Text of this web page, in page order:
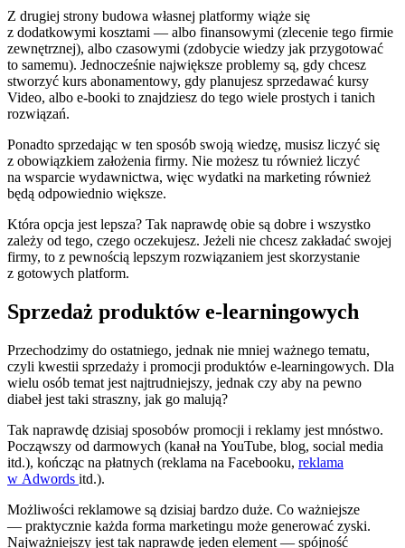
Z drugiej strony budowa własnej platformy wiąże się
z dodatkowymi kosztami — albo finansowymi (zlecenie tego firmie
zewnętrznej), albo czasowymi (zdobycie wiedzy jak przygotować
to samemu). Jednocześnie największe problemy są, gdy chcesz
stworzyć kurs abonamentowy, gdy planujesz sprzedawać kursy
Video, albo e-booki to znajdziesz do tego wiele prostych i tanich
rozwiązań.
Ponadto sprzedając w ten sposób swoją wiedzę, musisz liczyć się
z obowiązkiem założenia firmy. Nie możesz tu również liczyć
na wsparcie wydawnictwa, więc wydatki na marketing również
będą odpowiednio większe.
Która opcja jest lepsza? Tak naprawdę obie są dobre i wszystko
zależy od tego, czego oczekujesz. Jeżeli nie chcesz zakładać swojej
firmy, to z pewnością lepszym rozwiązaniem jest skorzystanie
z gotowych platform.
Sprzedaż produktów e-learningowych
Przechodzimy do ostatniego, jednak nie mniej ważnego tematu,
czyli kwestii sprzedaży i promocji produktów e-learningowych. Dla
wielu osób temat jest najtrudniejszy, jednak czy aby na pewno
diabeł jest taki straszny, jak go malują?
Tak naprawdę dzisiaj sposobów promocji i reklamy jest mnóstwo.
Począwszy od darmowych (kanał na YouTube, blog, social media
itd.), kończąc na płatnych (reklama na Facebooku, reklama
w Adwords itd.).
Możliwości reklamowe są dzisiaj bardzo duże. Co ważniejsze
— praktycznie każda forma marketingu może generować zyski.
Najważniejszy jest tak naprawdę jeden element — spójność